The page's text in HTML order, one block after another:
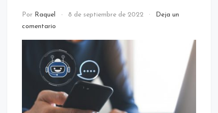
Por Raquel 8 de septiembre de 2022 NOTICIAS
Deja un
comentario